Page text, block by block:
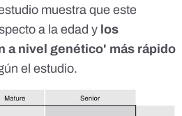
muestra que este
a la edad y los
a nivel genético' más rápido
el estudio.